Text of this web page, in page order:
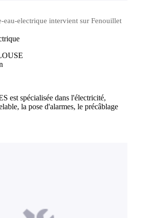
eau-electrique intervient sur Fenouillet
est spécialisée dans l'électricité,
la pose d'alarmes, le précâblage